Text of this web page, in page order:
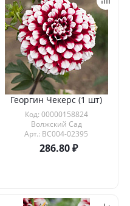
Георгин Чекерс (1 шт)
Код: 00000158824
Волжский Сад
Арт.: ВС004-02395
286.80